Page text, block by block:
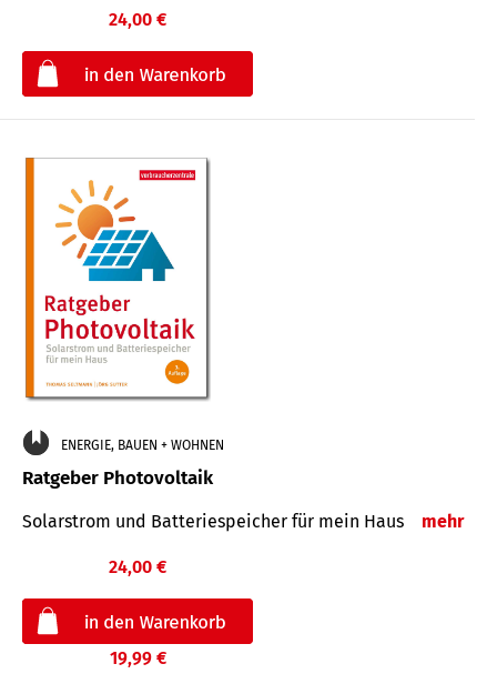
24,00 €
ENERGIE, BAUEN + WOHNEN
Ratgeber Photovoltaik
Solarstrom und Batteriespeicher für mein Haus mehr
24,00 €
19,99 €